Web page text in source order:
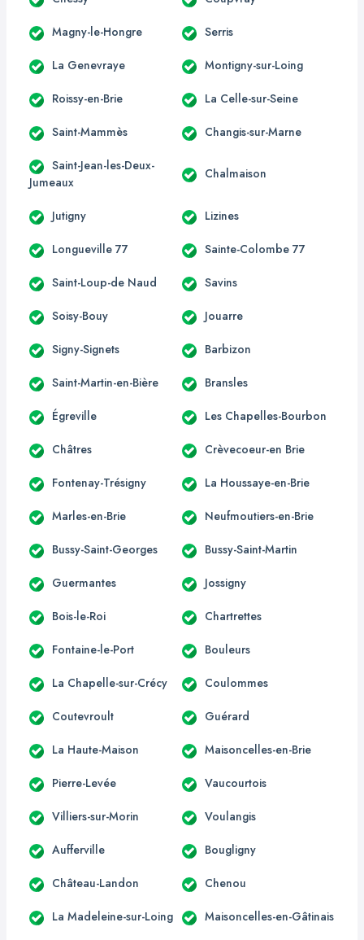
Magny-le-Hongre Serris
La Genevraye Montigny-sur-Loing
Roissy-en-Brie La Celle-sur-Seine
Saint-Mammès Changis-sur-Marne
Saint-Jean-les-Deux-
Jumeaux
Chalmaison
Jutigny Lizines
Longueville 77 Sainte-Colombe 77
Saint-Loup-de Naud Savins
Soisy-Bouy Jouarre
Signy-Signets Barbizon
Saint-Martin-en-Bière Bransles
Égreville Les Chapelles-Bourbon
Châtres Crèvecoeur-en Brie
Fontenay-Trésigny La Houssaye-en-Brie
Marles-en-Brie Neufmoutiers-en-Brie
Bussy-Saint-Georges Bussy-Saint-Martin
Guermantes Jossigny
Bois-le-Roi Chartrettes
Fontaine-le-Port Bouleurs
La Chapelle-sur-Crécy Coulommes
Coutevroult Guérard
La Haute-Maison Maisoncelles-en-Brie
Pierre-Levée Vaucourtois
Villiers-sur-Morin Voulangis
Aufferville Bougligny
Château-Landon Chenou
La Madeleine-sur-Loing Maisoncelles-en-Gâtinais